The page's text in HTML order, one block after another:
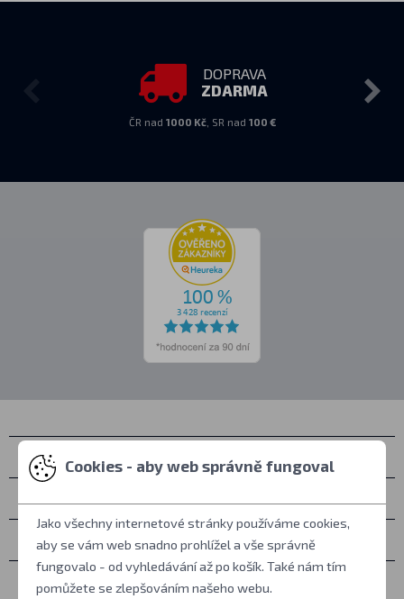
DOPRAVA
ZDARMA
ČR nad 1000 Kč, SR nad 100 €
Kontakty
Osobní vyzvednutí
Vše o nákupu
Další informace
Cookies - aby web správně fungoval
Jako všechny internetové stránky používáme cookies,
aby se vám web snadno prohlížel a vše správně
fungovalo - od vyhledávání až po košík. Také nám tím
pomůžete se zlepšováním našeho webu.